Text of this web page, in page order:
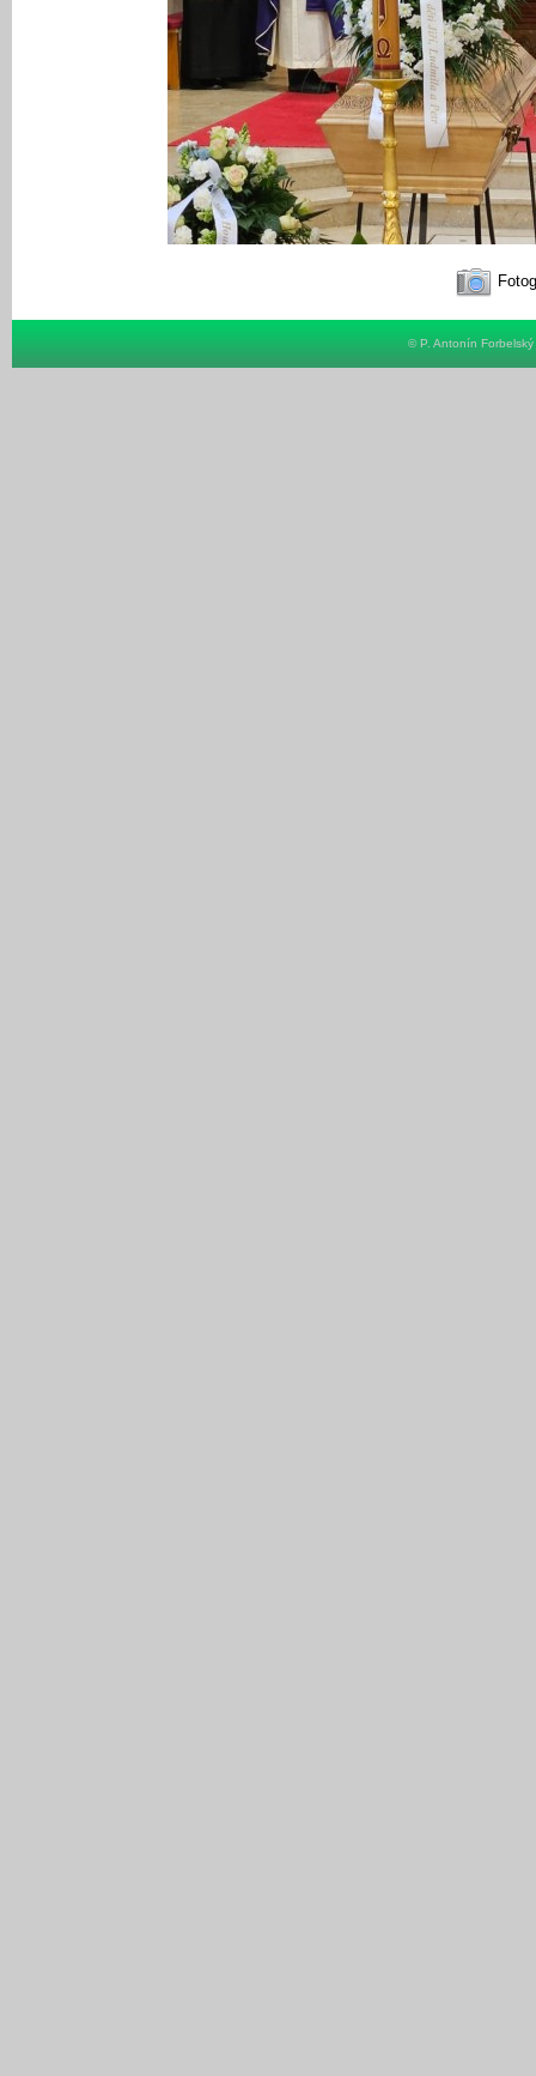
© P. Antonín